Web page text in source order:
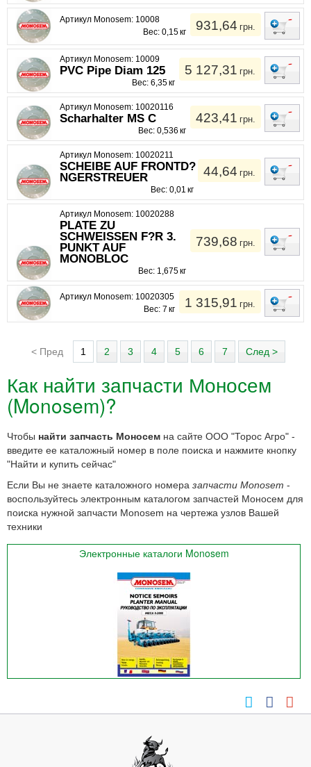
Артикул Monosem: 10008
Вес: 0,15 кг
931,64 грн.
Артикул Monosem: 10009
PVC Pipe Diam 125
Вес: 6,35 кг
5 127,31 грн.
Артикул Monosem: 10020116
Scharhalter MS C
Вес: 0,536 кг
423,41 грн.
Артикул Monosem: 10020211
SCHEIBE AUF FRONTD?
NGERSTREUER
Вес: 0,01 кг
44,64 грн.
Артикул Monosem: 10020288
PLATE ZU
SCHWEISSEN F?R 3.
PUNKT AUF
MONOBLOC
Вес: 1,675 кг
739,68 грн.
Артикул Monosem: 10020305
Вес: 7 кг
1 315,91 грн.
< Пред 1 2 3 4 5 6 7 След >
Как найти запчасти Моносем
(Monosem)?
Чтобы найти запчасть Моносем на сайте ООО "Торос Агро" -
введите ее каталожный номер в поле поиска и нажмите кнопку
"Найти и купить сейчас"
Если Вы не знаете каталожного номера запчасти Monosem -
воспользуйтесь электронным каталогом запчастей Моносем для
поиска нужной запчасти Monosem на чертежа узлов Вашей
техники
Электронные каталоги Monosem